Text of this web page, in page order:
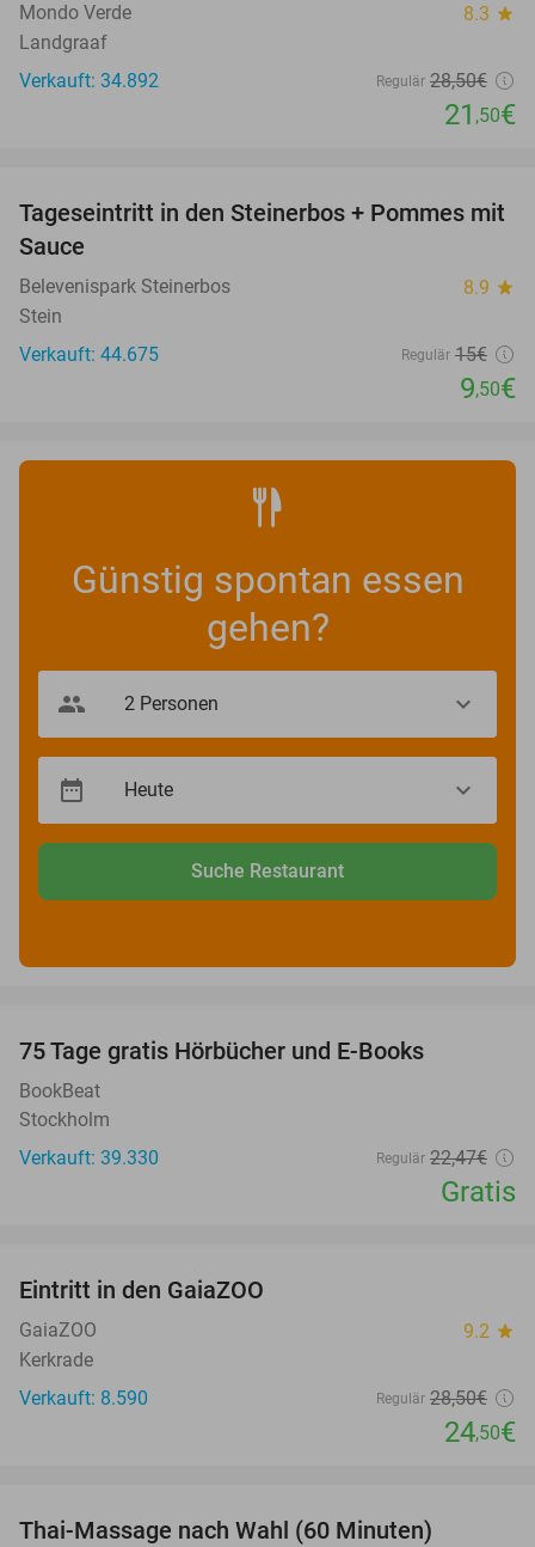
Mondo Verde 8.3 star
Landgraaf
Verkauft: 34.892
Regulär 28,50€
21 ,50€
37%
Tageseintritt in den Steinerbos + Pommes mit
Sauce
Belevenispark Steinerbos 8.9 star
Stein
Verkauft: 44.675
Regulär 15€
9,50€
Günstig spontan essen
gehen?
Suche Restaurant
75 Tage gratis Hörbücher und E-Books
BookBeat
Stockholm
Verkauft: 39.330
Regulär 22,47€
Gratis
Eintritt in den GaiaZOO
GaiaZOO 9.2 star
Kerkrade
Verkauft: 8.590
Regulär 28,50€
24,50€
Thai-Massage nach Wahl (60 Minuten)